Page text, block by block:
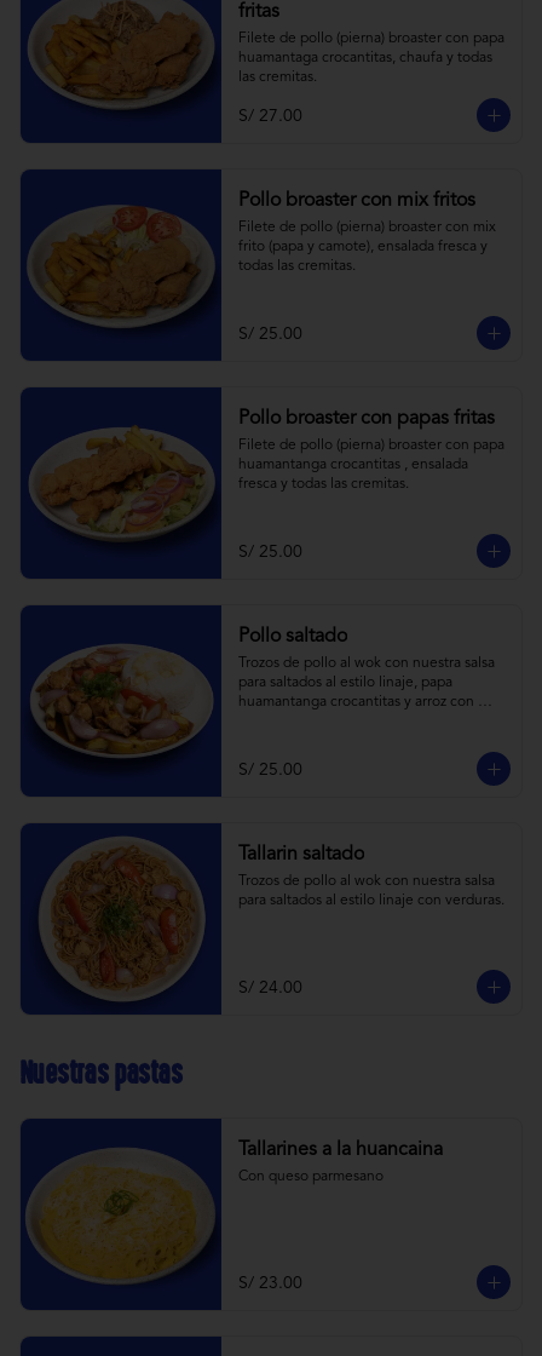
fritas
Filete de pollo (pierna) broaster con papa
huamantaga crocantitas, chaufa y todas
las cremitas.
S/ 27.00
Pollo broaster con mix fritos
Filete de pollo (pierna) broaster con mix
frito (papa y camote), ensalada fresca y
todas las cremitas.
S/ 25.00
Pollo broaster con papas fritas
Filete de pollo (pierna) broaster con papa
huamantanga crocantitas , ensalada
fresca y todas las cremitas.
S/ 25.00
Pollo saltado
Trozos de pollo al wok con nuestra salsa
para saltados al estilo linaje, papa
huamantanga crocantitas y arroz con
S/ 25.00
Tallarin saltado
Trozos de pollo al wok con nuestra salsa
para saltados al estilo linaje con verduras.
S/ 24.00
Nuestras pastas
Tallarines a la huancaina
Con queso parmesano
S/ 23.00